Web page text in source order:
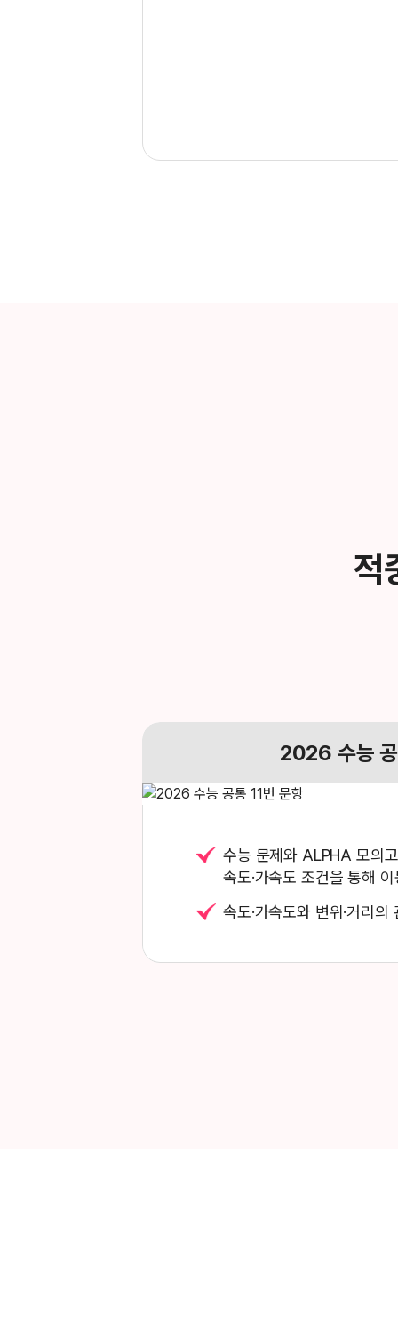
적
2026 수능
수능 문제와 ALPHA 모의
속도·가속도 조건을 통해
속도·가속도와 변위·거리